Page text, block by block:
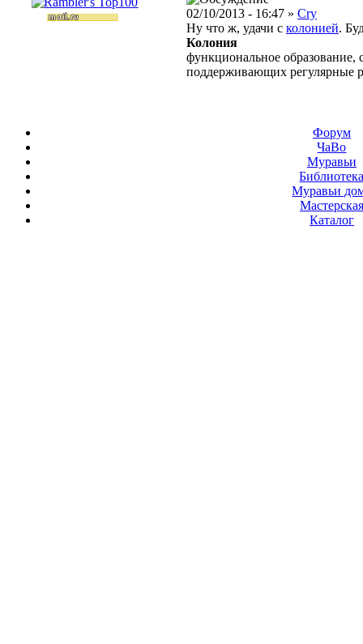
02/10/2013 - 16:47 » Cry
Ну что ж, удачи с колонией.
Колония
функциональное образование,
поддерживающих регулярные
Форум
ЧаВо
Муравьи
Муравьи
Мастерская
Каталог